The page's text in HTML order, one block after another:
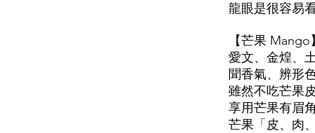
龍眼是很容易
【芒果
愛文、金煌、
聞香氣、辨形
雖然不吃芒果
享用芒果有眉
芒果「皮、肉